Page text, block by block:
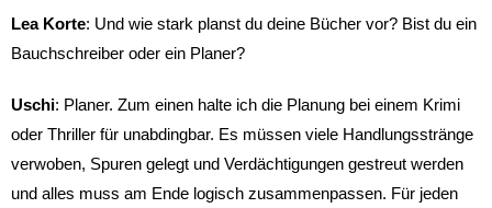
Lea Korte: Und wie stark planst du deine Bücher vor? Bist du ein
Bauchschreiber oder ein Planer?
Uschi: Planer. Zum einen halte ich die Planung bei einem Krimi
oder Thriller für unabdingbar. Es müssen viele Handlungsstränge
verwoben, Spuren gelegt und Verdächtigungen gestreut werden
und alles muss am Ende logisch zusammenpassen. Für jeden